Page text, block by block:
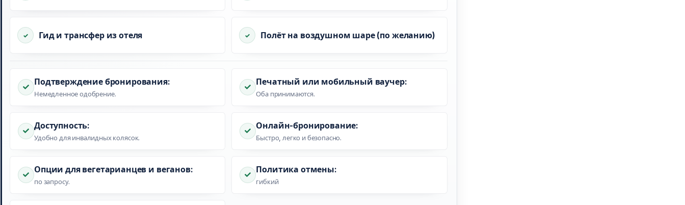
Гид и трансфер из отеля Полёт на воздушном шаре (по желанию)
Подтверждение бронирования:
Немедленное одобрение.
Печатный или мобильный ваучер:
Оба принимаются.
Доступность:
Удобно для инвалидных колясок.
Онлайн-бронирование:
Быстро, легко и безопасно.
Опции для вегетарианцев и веганов:
по запросу.
Политика отмены:
гибкий